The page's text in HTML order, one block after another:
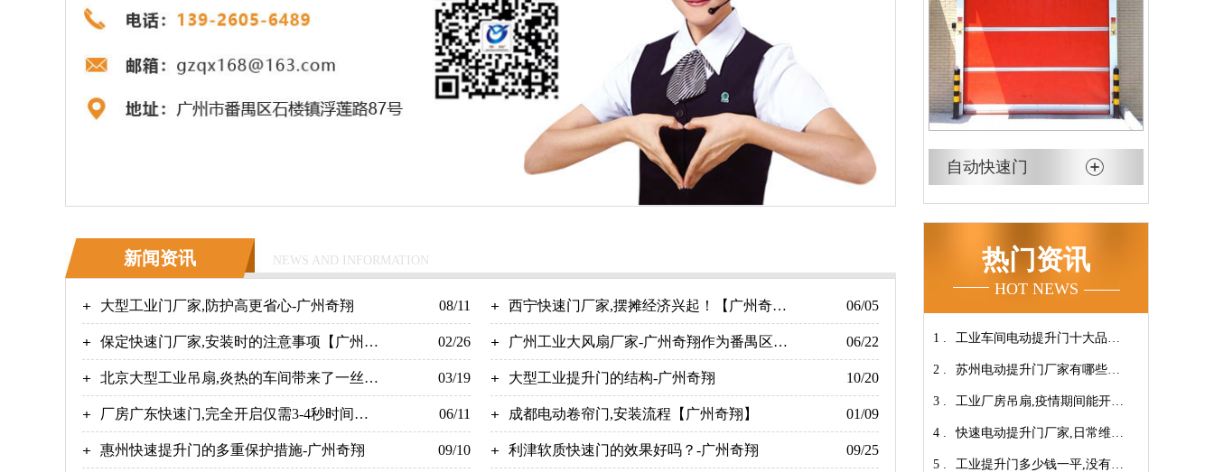
新闻资讯 NEWS AND INFORMATION
大型工业门厂家,防护高更省心-广州奇翔 08/11 西宁快速门厂家,摆摊经济兴起！【广州奇
翔】
06/05
保定快速门厂家,安装时的注意事项【广州奇
翔】
02/26 广州工业大风扇厂家-广州奇翔作为番禺区优
质企业的代表！
06/22
北京大型工业吊扇,炎热的车间带来了一丝丝
的凉意【广州奇翔】
03/19 大型工业提升门的结构-广州奇翔 10/20
厂房广东快速门,完全开启仅需3-4秒时间！
【广州奇翔】
06/11 成都电动卷帘门,安装流程【广州奇翔】 01/09
惠州快速提升门的多重保护措施-广州奇翔 09/10 利津软质快速门的效果好吗？-广州奇翔 09/25
自动快速门
热门资讯
HOT NEWS
1 . 工业车间电动提升门十大品牌
【广州奇翔】
2 . 苏州电动提升门厂家有哪些优
势特点呢？-广州奇翔
3 . 工业厂房吊扇,疫情期间能开空
调吗?【广州奇翔】
4 . 快速电动提升门厂家,日常维保
小技巧！【广州奇翔】
5 . 工业提升门多少钱一平,没有中